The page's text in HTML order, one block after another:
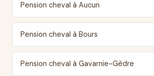
Pension cheval à Aucun
Pension cheval à Bours
Pension cheval à Gavarnie-Gèdre